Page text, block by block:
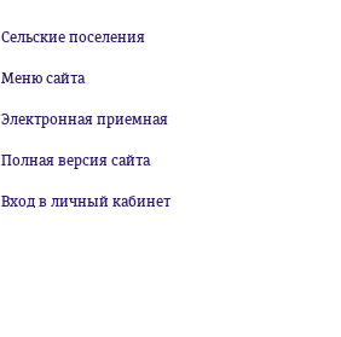
Сельские поселения
Меню сайта
Электронная приемная
Полная версия сайта
Вход в личный кабинет